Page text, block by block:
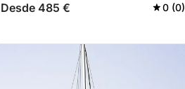
Desde 485 € 0 (0)